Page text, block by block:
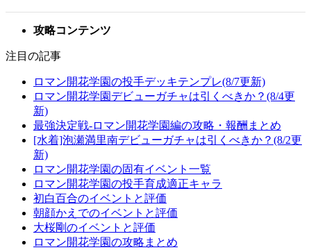
攻略コンテンツ
注目の記事
ロマン開花学園の投手デッキテンプレ(8/7更新)
ロマン開花学園デビューガチャは引くべきか？(8/4更
新)
最強決定戦-ロマン開花学園編の攻略・報酬まとめ
[水着]泡瀬満里南デビューガチャは引くべきか？(8/2更
新)
ロマン開花学園の固有イベント一覧
ロマン開花学園の投手育成適正キャラ
初白百合のイベントと評価
朝顔かえでのイベントと評価
大桜剛のイベントと評価
ロマン開花学園の攻略まとめ